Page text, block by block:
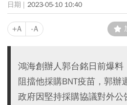
2023-05-10 10:40
+A -A
鴻海創辦人郭台銘日前爆
阻擋他採購BNT疫苗，郭辦
政府因堅持採購協議對外